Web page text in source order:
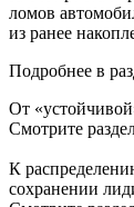
ломов
из ранее
Подробнее в
От
Смотрите
К
сохранении